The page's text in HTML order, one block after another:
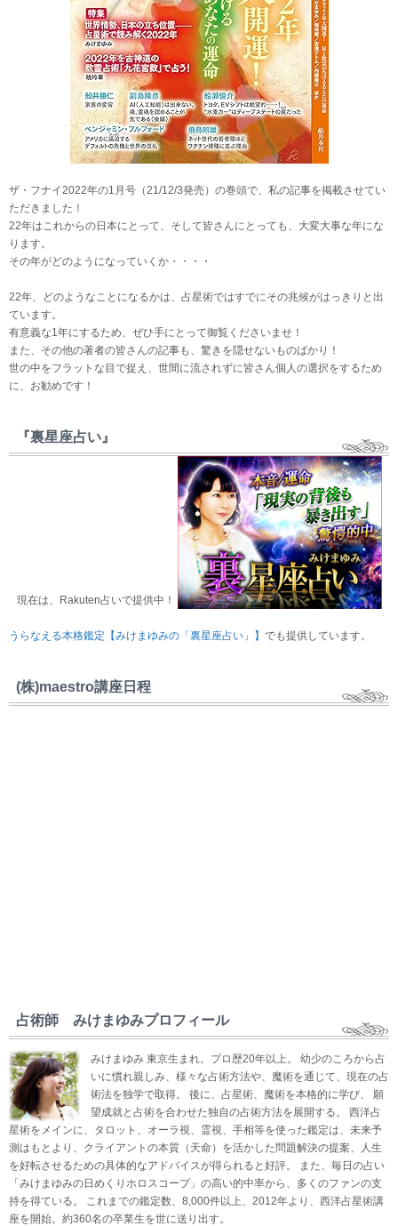
ザ・フナイ2022年の1月号（21/12/3発売）の巻頭で、私の記事を掲載させてい
ただきました！
22年はこれからの日本にとって、そして皆さんにとっても、大変大事な年にな
ります。
その年がどのようになっていくか・・・・
22年、どのようなことになるかは、占星術ではすでにその兆候がはっきりと出
ています。
有意義な1年にするため、ぜひ手にとって御覧くださいませ！
また、その他の著者の皆さんの記事も、驚きを隠せないものばかり！
世の中をフラットな目で捉え、世間に流されずに皆さん個人の選択をするため
に、お勧めです！
『裏星座占い』
現在は、Rakuten占いで提供中！
うらなえる本格鑑定【みけまゆみの「裏星座占い」】 でも提供しています。
(株)maestro講座日程
占術師 みけまゆみプロフィール
みけまゆみ 東京生まれ。プロ歴20年以上。 幼少のころから占
いに慣れ親しみ、様々な占術方法や、魔術を通じて、現在の占
術法を独学で取得。 後に、占星術、魔術を本格的に学び、 願
望成就と占術を合わせた独自の占術方法を展開する。 西洋占
星術をメインに、タロット、オーラ視、霊視、手相等を使った鑑定は、未来予
測はもとより、クライアントの本質（天命）を活かした問題解決の提案、人生
を好転させるための具体的なアドバイスが得られると好評。 また、毎日の占い
「みけまゆみの日めくりホロスコープ」の高い的中率から、多くのファンの支
持を得ている。 これまでの鑑定数、8,000件以上、2012年より、西洋占星術講
座を開始。約360名の卒業生を世に送り出す。